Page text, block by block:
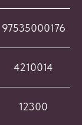
97535000176
4210014
12300